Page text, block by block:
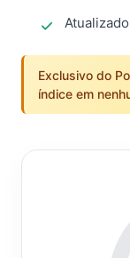
Exclusivo do
índice em